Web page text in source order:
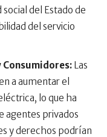
del Estado de
del servicio
Consumidores: Las
a aumentar el
lo que ha
agentes privados
y derechos podrían